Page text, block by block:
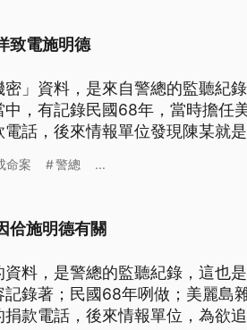
致電施明德
」資料，是來自警總的監聽紀
，有記錄民國68年，當時擔任
話，後來情報單位發現陳某就
資料叫彩虹資料，這個彩虹資料
命案 警總 ...
佮施明德有關
料，是警總的監聽紀錄，這也
錄著；民國68年咧做；美麗島
款電話，後來情報單位，為欲